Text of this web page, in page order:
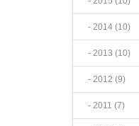
- 2014 (10)
- 2013 (10)
- 2012 (9)
- 2011 (7)